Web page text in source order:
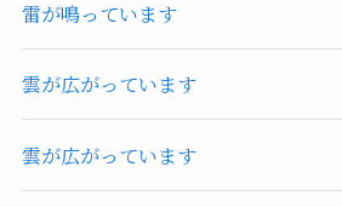
雷が鳴っています
雲が広がっています
雲が広がっています